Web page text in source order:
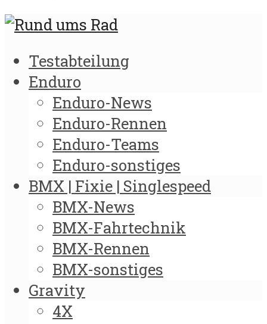
Testabteilung
Enduro
Enduro-News
Enduro-Rennen
Enduro-Teams
Enduro-sonstiges
BMX | Fixie | Singlespeed
BMX-News
BMX-Fahrtechnik
BMX-Rennen
BMX-sonstiges
Gravity
4X